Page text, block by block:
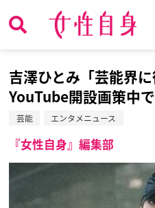
吉澤ひとみ「芸能界に
YouTube開設画策中
芸能 エンタメニュース
『女性自身』編集部